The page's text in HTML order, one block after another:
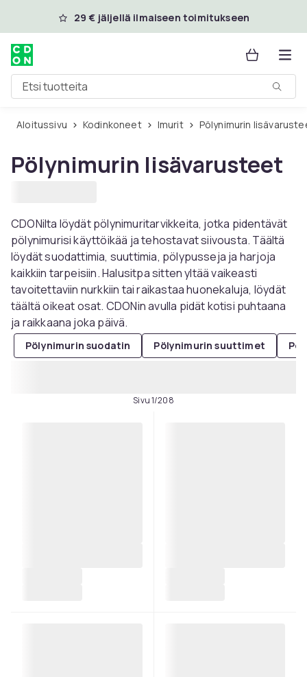
Ohita ja siirry pääsisältöön
29 € jäljellä ilmaiseen toimitukseen
Etsi tuotteita
Aloitussivu Kodinkoneet Imurit Pölynimurin
Pölynimurin lisävarusteet
CDONilta löydät pölynimuritarvikkeita, jotka pidentävät
pölynimurisi käyttöikää ja tehostavat siivousta. Täältä
löydät suodattimia, suuttimia, pölypusseja ja harjoja
kaikkiin tarpeisiin. Halusitpa sitten yltää vaikeasti
tavoitettaviin nurkkiin tai raikastaa huonekaluja, löydät
täältä oikeat osat. CDONin avulla pidät kotisi puhtaana
ja raikkaana joka päivä.
Pölynimurin suodatin Pölynimurin suuttimet
Sivu 1/208